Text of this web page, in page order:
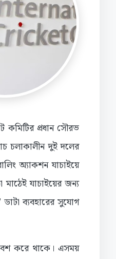
কমিটির প্রধান সৌরভ
চলাকালীন দুই দলের
অ্যাকশন যাচাইয়ে
যাচাইয়ের জন্য
ব্যবহারের সুযোগ
করে থাকে। এসময়